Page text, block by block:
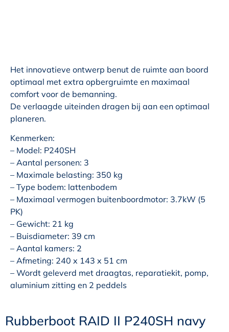
Het innovatieve ontwerp benut de ruimte aan boord
optimaal met extra opbergruimte en maximaal
comfort voor de bemanning.
De verlaagde uiteinden dragen bij aan een optimaal
planeren.
Kenmerken:
– Model: P240SH
– Aantal personen: 3
– Maximale belasting: 350 kg
– Type bodem: lattenbodem
– Maximaal vermogen buitenboordmotor: 3.7kW (5
PK)
– Gewicht: 21 kg
– Buisdiameter: 39 cm
– Aantal kamers: 2
– Afmeting: 240 x 143 x 51 cm
– Wordt geleverd met draagtas, reparatiekit, pomp,
aluminium zitting en 2 peddels
Rubberboot RAID II P240SH navy